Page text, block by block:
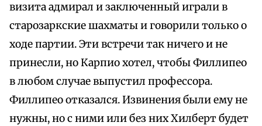
визита адмирал и заключенный играли в
старозаркские шахматы и говорили только о
ходе партии. Эти встречи так ничего и не
принесли, но Карпио хотел, чтобы Филлипео
в любом случае выпустил профессора.
Филлипео отказался. Извинения были ему не
нужны, но с ними или без них Хилберт будет